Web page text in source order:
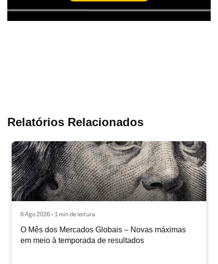
Relatórios Relacionados
6 Ago 2026 • 1 min de leitura
O Mês dos Mercados Globais – Novas máximas
em meio à temporada de resultados